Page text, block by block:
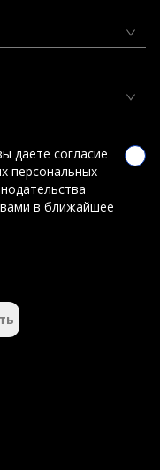
даете согласие
персональных
в ближайшее